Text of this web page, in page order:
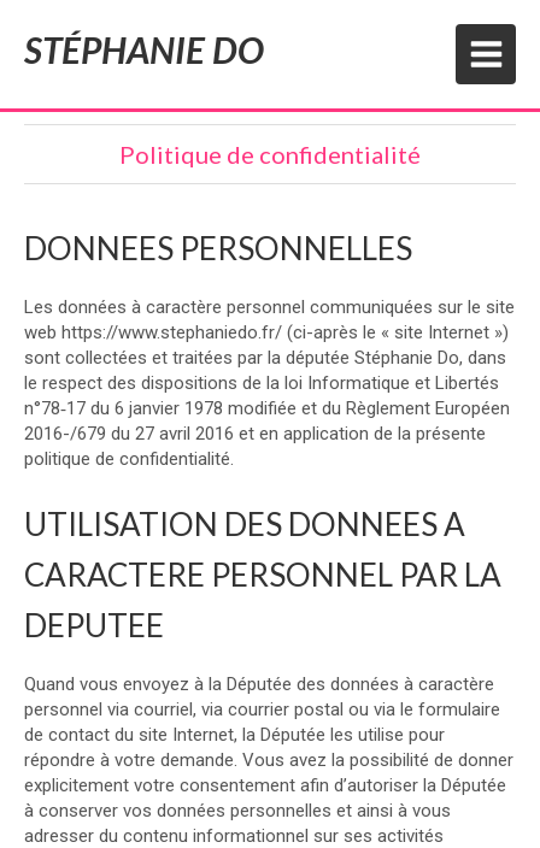
STÉPHANIE DO
Politique de confidentialité
DONNEES PERSONNELLES
Les données à caractère personnel communiquées sur le site
web https://www.stephaniedo.fr/ (ci-après le « site Internet »)
sont collectées et traitées par la députée Stéphanie Do, dans
le respect des dispositions de la loi Informatique et Libertés
n°78‐17 du 6 janvier 1978 modifiée et du Règlement Européen
2016-/679 du 27 avril 2016 et en application de la présente
politique de confidentialité.
UTILISATION DES DONNEES A
CARACTERE PERSONNEL PAR LA
DEPUTEE
Quand vous envoyez à la Députée des données à caractère
personnel via courriel, via courrier postal ou via le formulaire
de contact du site Internet, la Députée les utilise pour
répondre à votre demande. Vous avez la possibilité de donner
explicitement votre consentement afin d’autoriser la Députée
à conserver vos données personnelles et ainsi à vous
adresser du contenu informationnel sur ses activités